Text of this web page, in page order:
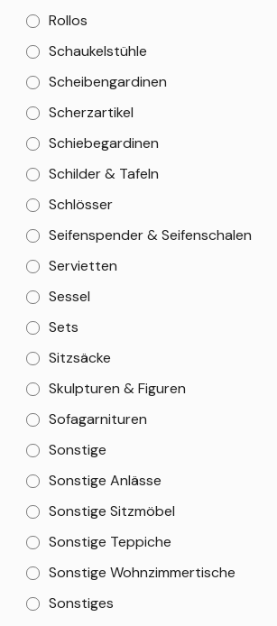
Rollos
Schaukelstühle
Scheibengardinen
Scherzartikel
Schiebegardinen
Schilder & Tafeln
Schlösser
Seifenspender & Seifenschalen
Servietten
Sessel
Sets
Sitzsäcke
Skulpturen & Figuren
Sofagarnituren
Sonstige
Sonstige Anlässe
Sonstige Sitzmöbel
Sonstige Teppiche
Sonstige Wohnzimmertische
Sonstiges